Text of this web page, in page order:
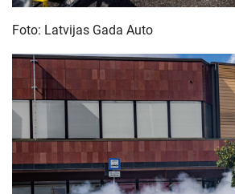
Foto: Latvijas Gada Auto